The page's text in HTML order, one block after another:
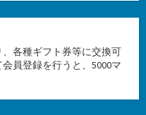
各種ギフト券等に交換可
員登録を行うと、5000マ